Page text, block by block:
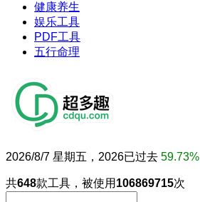
健康养生
娱乐工具
PDF工具
五行命理
2026/8/7 星期五，2026已过去 59.73%
共648款工具，被使用 106869715次